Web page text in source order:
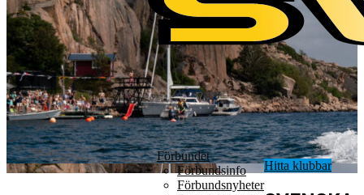
Förbundet
Förbundsinfo
Förbundsnyheter
Hitta klubbar